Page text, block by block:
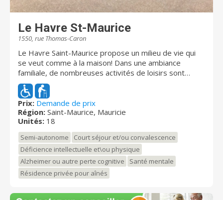
Le Havre St-Maurice
1550, rue Thomas-Caron
Le Havre Saint-Maurice propose un milieu de vie qui
se veut comme à la maison! Dans une ambiance
familiale, de nombreuses activités de loisirs sont
offertes. Nous sommes fiers de vous offrir des
services personalisés adaptés aux personnes vivants
avec des troubles cognitifs et de démence. Nous
sommes certifiés comme résidence sécuritaire pour
les personnes faisant de l'errance. (Portes codées et
grande cours avec potagers, cloturée) Pour avoir une
meilleure idée de qui nous sommes, suivez nous sur
facebook :
https://www.facebook.com/HavreSaintMaurice/ Venez
nous rencontrer!
Prix: Demande de prix
Région: Saint-Maurice, Mauricie
Unités: 18
Semi-autonome
Court séjour et/ou convalescence
Déficience intellectuelle et\ou physique
Alzheimer ou autre perte cognitive
Santé mentale
Résidence privée pour aînés